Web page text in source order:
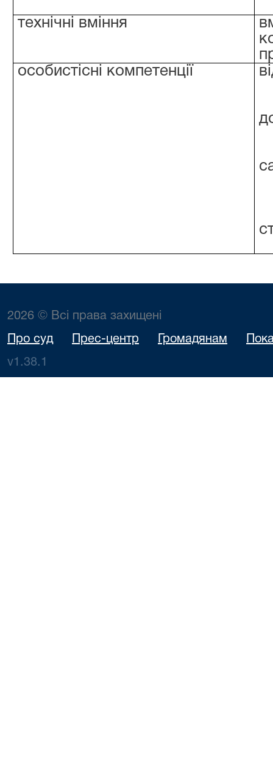
технічні вміння
особистісні компетенції
2026 © Всі права захищені
Про суд Прес-центр Громадянам
v1.38.1